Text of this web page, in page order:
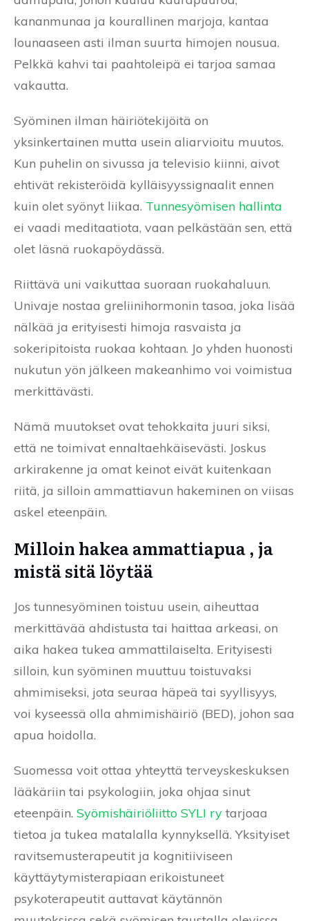
kananmunaa ja kourallinen marjoja, kantaa
lounaaseen asti ilman suurta himojen nousua.
Pelkkä kahvi tai paahtoleipä ei tarjoa samaa
vakautta.
Syöminen ilman häiriötekijöitä on
yksinkertainen mutta usein aliarvioitu muutos.
Kun puhelin on sivussa ja televisio kiinni, aivot
ehtivät rekisteröidä kylläisyyssignaalit ennen
kuin olet syönyt liikaa. Tunnesyömisen hallinta
ei vaadi meditaatiota, vaan pelkästään sen, että
olet läsnä ruokapöydässä.
Riittävä uni vaikuttaa suoraan ruokahaluun.
Univaje nostaa greliinihormonin tasoa, joka lisää
nälkää ja erityisesti himoja rasvaista ja
sokeripitoista ruokaa kohtaan. Jo yhden huonosti
nukutun yön jälkeen makeanhimo voi voimistua
merkittävästi.
Nämä muutokset ovat tehokkaita juuri siksi,
että ne toimivat ennaltaehkäisevästi. Joskus
arkirakenne ja omat keinot eivät kuitenkaan
riitä, ja silloin ammattiavun hakeminen on viisas
askel eteenpäin.
Milloin hakea ammattiapua , ja
mistä sitä löytää
Jos tunnesyöminen toistuu usein, aiheuttaa
merkittävää ahdistusta tai haittaa arkeasi, on
aika hakea tukea ammattilaiselta. Erityisesti
silloin, kun syöminen muuttuu toistuvaksi
ahmimiseksi, jota seuraa häpeä tai syyllisyys,
voi kyseessä olla ahmimishäiriö (BED), johon saa
apua hoidolla.
Suomessa voit ottaa yhteyttä terveyskeskuksen
lääkäriin tai psykologiin, joka ohjaa sinut
eteenpäin. Syömishäiriöliitto SYLI ry tarjoaa
tietoa ja tukea matalalla kynnyksellä. Yksityiset
ravitsemusterapeutit ja kognitiiviseen
käyttäytymisterapiaan erikoistuneet
psykoterapeutit auttavat käytännön